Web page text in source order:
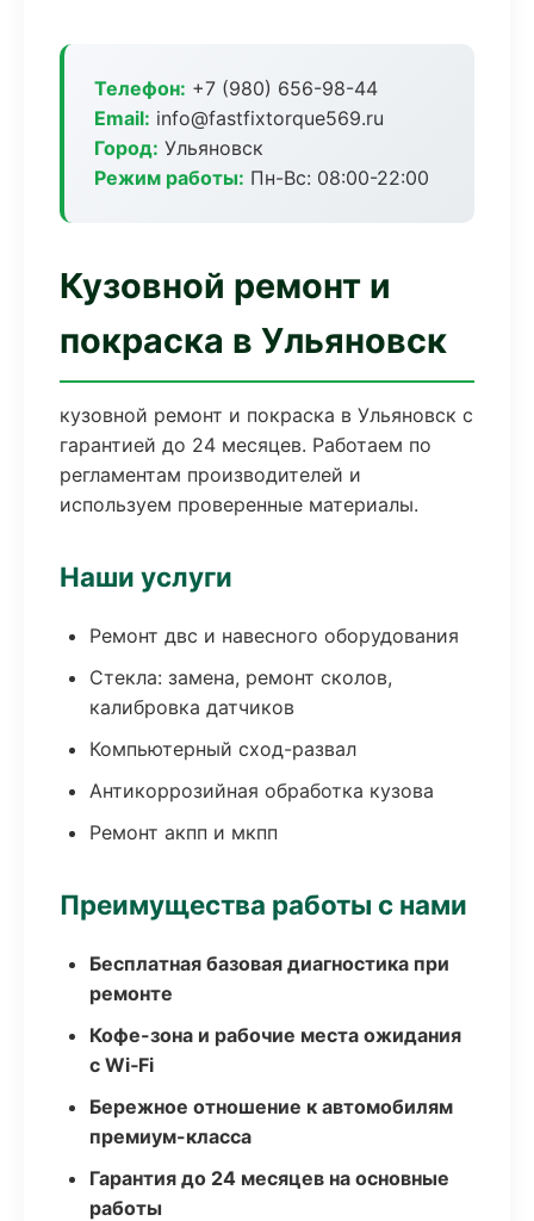
Телефон: +7 (980) 656-98-44
Email: info@fastfixtorque569.ru
Город: Ульяновск
Режим работы: Пн-Вс: 08:00-22:00
Кузовной ремонт и
покраска в Ульяновск
кузовной ремонт и покраска в Ульяновск с
гарантией до 24 месяцев. Работаем по
регламентам производителей и
используем проверенные материалы.
Наши услуги
Ремонт двс и навесного оборудования
Стекла: замена, ремонт сколов,
калибровка датчиков
Компьютерный сход-развал
Антикоррозийная обработка кузова
Ремонт акпп и мкпп
Преимущества работы с нами
Бесплатная базовая диагностика при
ремонте
Кофе-зона и рабочие места ожидания
с Wi‑Fi
Бережное отношение к автомобилям
премиум-класса
Гарантия до 24 месяцев на основные
работы